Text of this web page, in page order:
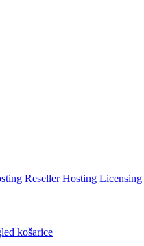
Reseller Hosting Licensing
košarice